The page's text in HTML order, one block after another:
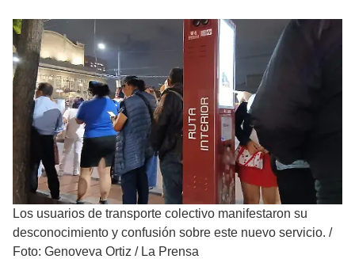
Los usuarios de transporte colectivo manifestaron su
desconocimiento y confusión sobre este nuevo servicio. /
Foto: Genoveva Ortiz / La Prensa